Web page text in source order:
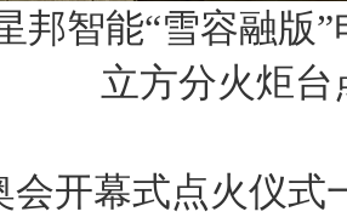
能“雪容融版”
立方分火炬台
幕式点火仪式